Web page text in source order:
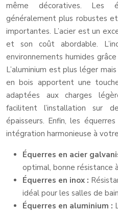
même décoratives. Les
généralement plus robustes
importantes. L’acier est un
et son coût abordable.
environnements humides
L’aluminium est plus léger
en bois apportent une
adaptées aux charges
facilitent l’installation sur
épaisseurs. Enfin, les
intégration harmonieuse à
Équerres en acier
optimal, bonne résistance
Équerres en inox :
idéal pour les salles de
Équerres en aluminium :